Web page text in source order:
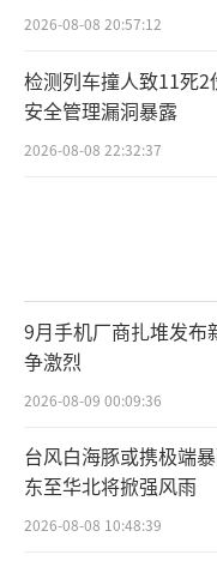
2026-08-08 20:57:12
检测列车撞人致11死2
安全管理漏洞暴露
2026-08-08 22:32:37
9月手机厂商扎堆发布
争激烈
2026-08-09 00:09:36
台风白海豚或携极端
东至华北将掀强风雨
2026-08-08 10:48:39